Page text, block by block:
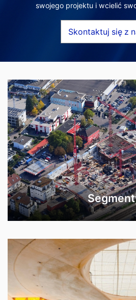
swojego projektu i wcielić
Skontaktuj się z